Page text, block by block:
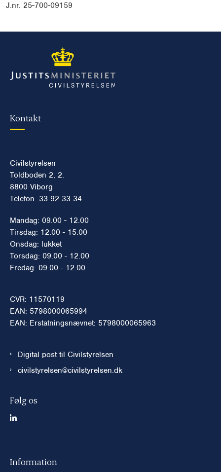
J.nr. 25-700-09159
Kontakt
Civilstyrelsen
Toldboden 2, 2.
8800 Viborg
Telefon: 33 92 33 34
Mandag: 09.00 - 12.00
Tirsdag: 12.00 - 15.00
Onsdag: lukket
Torsdag: 09.00 - 12.00
Fredag: 09.00 - 12.00
CVR: 11570119
EAN: 5798000065994
EAN: Erstatningsnævnet: 5798000065963
Digital post til Civilstyrelsen
civilstyrelsen@civilstyrelsen.dk
Følg os
Information